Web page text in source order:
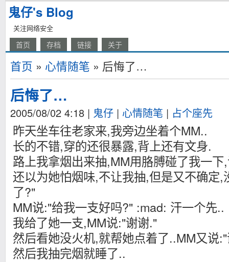
鬼仔's Blog
关注网络安全
首页 存档 链接 关于
首页 » 心情随笔 » 后悔了…
后悔了…
2005/08/02 4:18 | 鬼仔 | 心情随笔 | 占个座先
昨天坐车往老家来,我旁边坐着个MM..
长的不错,穿的还很暴露,背上还有文身.
路上我拿烟出来抽,MM用胳膊碰了我一
还以为她怕烟味,不让我抽,但是又不确定
了?"
MM说:"给我一支好吗?" :mad: 汗一个先..
我给了她一支,MM说:"谢谢."
然后看她没火机,就帮她点着了..MM又说
然后我抽完烟就睡了..